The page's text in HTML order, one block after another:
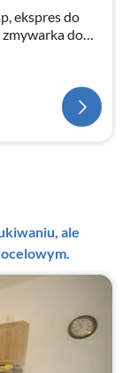
ekspres do
do
ale